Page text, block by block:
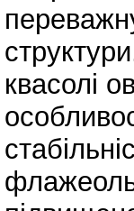
квасолі